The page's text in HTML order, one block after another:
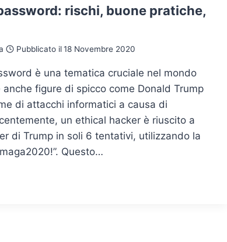
rischi, buone pratiche,
Pubblicato il18 Novembre 2020
è una tematica cruciale nel mondo
figure di spicco come Donald Trump
di attacchi informatici a causa di
un ethical hacker è riuscito a
di Trump in soli 6 tentativi, utilizzando la
Questo…